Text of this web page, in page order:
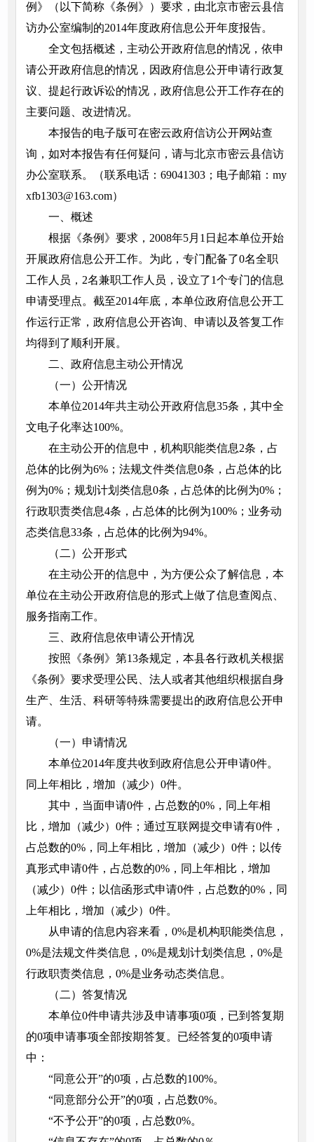
例》（以下简称《条例》）要求，由北京市密云县信
访办公室编制的2014年度政府信息公开年度报告。
全文包括概述，主动公开政府信息的情况，依申
请公开政府信息的情况，因政府信息公开申请行政复
议、提起行政诉讼的情况，政府信息公开工作存在的
主要问题、改进情况。
本报告的电子版可在密云政府信访公开网站查
询，如对本报告有任何疑问，请与北京市密云县信访
办公室联系。（联系电话：69041303；电子邮箱：my
xfb1303@163.com）
一、概述
根据《条例》要求，2008年5月1日起本单位开始
开展政府信息公开工作。为此，专门配备了0名全职
工作人员，2名兼职工作人员，设立了1个专门的信息
申请受理点。截至2014年底，本单位政府信息公开工
作运行正常，政府信息公开咨询、申请以及答复工作
均得到了顺利开展。
二、政府信息主动公开情况
（一）公开情况
本单位2014年共主动公开政府信息35条，其中全
文电子化率达100%。
在主动公开的信息中，机构职能类信息2条，占
总体的比例为6%；法规文件类信息0条，占总体的比
例为0%；规划计划类信息0条，占总体的比例为0%；
行政职责类信息4条，占总体的比例为100%；业务动
态类信息33条，占总体的比例为94%。
（二）公开形式
在主动公开的信息中，为方便公众了解信息，本
单位在主动公开政府信息的形式上做了信息查阅点、
服务指南工作。
三、政府信息依申请公开情况
按照《条例》第13条规定，本县各行政机关根据
《条例》要求受理公民、法人或者其他组织根据自身
生产、生活、科研等特殊需要提出的政府信息公开申
请。
（一）申请情况
本单位2014年度共收到政府信息公开申请0件。
同上年相比，增加（减少）0件。
其中，当面申请0件，占总数的0%，同上年相
比，增加（减少）0件；通过互联网提交申请有0件，
占总数的0%，同上年相比，增加（减少）0件；以传
真形式申请0件，占总数的0%，同上年相比，增加
（减少）0件；以信函形式申请0件，占总数的0%，同
上年相比，增加（减少）0件。
从申请的信息内容来看，0%是机构职能类信息，
0%是法规文件类信息，0%是规划计划类信息，0%是
行政职责类信息，0%是业务动态类信息。
（二）答复情况
本单位0件申请共涉及申请事项0项，已到答复期
的0项申请事项全部按期答复。已经答复的0项申请
中：
“同意公开”的0项，占总数的100%。
“同意部分公开”的0项，占总数0%。
“不予公开”的0项，占总数0%。